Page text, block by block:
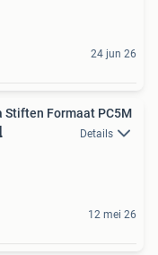
24 jun 26
Stiften Formaat PC5M
Details
12 mei 26